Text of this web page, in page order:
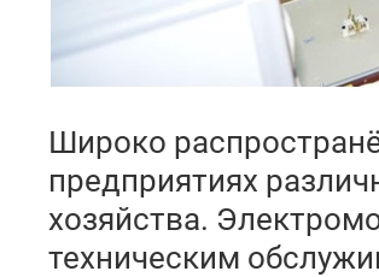
Широко
предприятиях
хозяйства.
техническим